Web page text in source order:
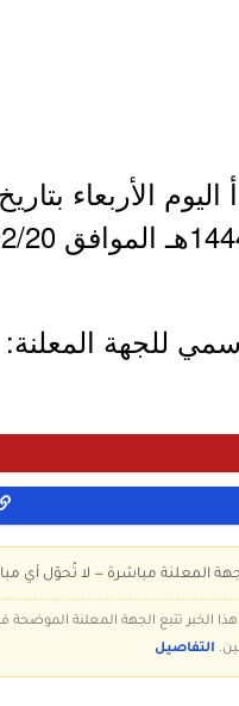
للجهة المعلنة:
المعلنة مباشرة — لا تُحوّل أي
هذا الخبر تتبع الجهة المعلنة
التفاصيل